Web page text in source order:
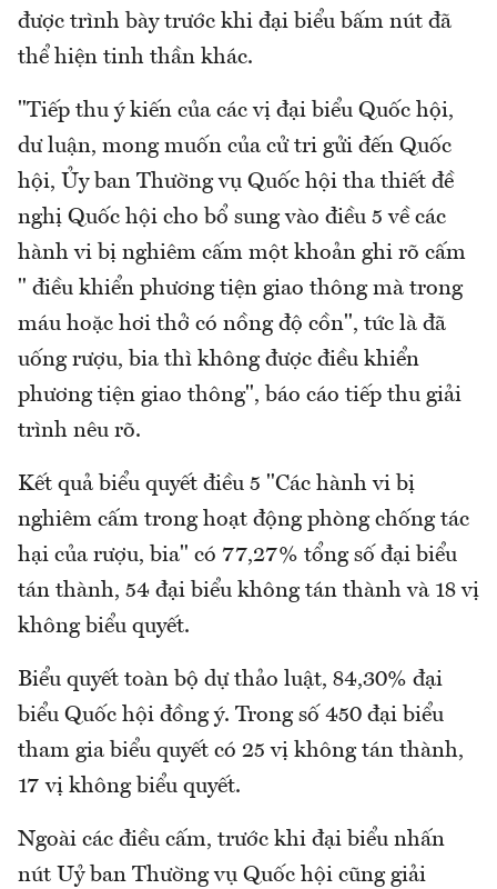
được trình bày trước khi đại biểu bấm nút đã
thể hiện tinh thần khác.
"Tiếp thu ý kiến của các vị đại biểu Quốc hội,
dư luận, mong muốn của cử tri gửi đến Quốc
hội, Ủy ban Thường vụ Quốc hội tha thiết đề
nghị Quốc hội cho bổ sung vào điều 5 về các
hành vi bị nghiêm cấm một khoản ghi rõ cấm
" điều khiển phương tiện giao thông mà trong
máu hoặc hơi thở có nồng độ cồn", tức là đã
uống rượu, bia thì không được điều khiển
phương tiện giao thông", báo cáo tiếp thu giải
trình nêu rõ.
Kết quả biểu quyết điều 5 "Các hành vi bị
nghiêm cấm trong hoạt động phòng chống tác
hại của rượu, bia" có 77,27% tổng số đại biểu
tán thành, 54 đại biểu không tán thành và 18 vị
không biểu quyết.
Biểu quyết toàn bộ dự thảo luật, 84,30% đại
biểu Quốc hội đồng ý. Trong số 450 đại biểu
tham gia biểu quyết có 25 vị không tán thành,
17 vị không biểu quyết.
Ngoài các điều cấm, trước khi đại biểu nhấn
nút Uỷ ban Thường vụ Quốc hội cũng giải